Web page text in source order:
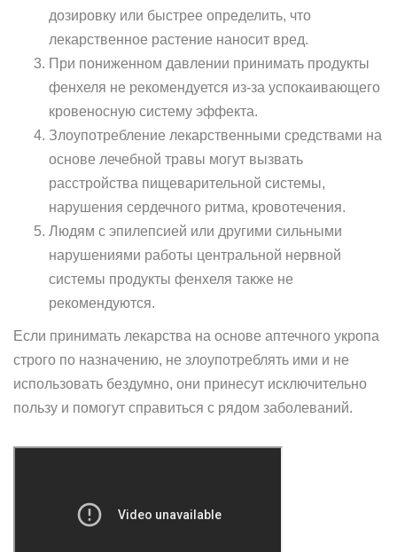
дозировку или быстрее определить, что
лекарственное растение наносит вред.
При пониженном давлении принимать продукты
фенхеля не рекомендуется из-за успокаивающего
кровеносную систему эффекта.
Злоупотребление лекарственными средствами на
основе лечебной травы могут вызвать
расстройства пищеварительной системы,
нарушения сердечного ритма, кровотечения.
Людям с эпилепсией или другими сильными
нарушениями работы центральной нервной
системы продукты фенхеля также не
рекомендуются.
Если принимать лекарства на основе аптечного укропа
строго по назначению, не злоупотреблять ими и не
использовать бездумно, они принесут исключительно
пользу и помогут справиться с рядом заболеваний.